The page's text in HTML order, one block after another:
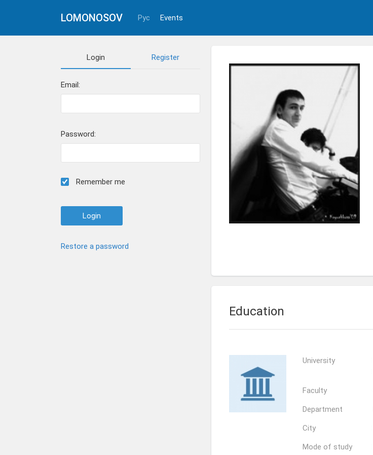
LOMONOSOV Рус Events
Login Register
Email:
Password:
Remember me
Restore a password
Education
University
Faculty
Department
City
Mode of study